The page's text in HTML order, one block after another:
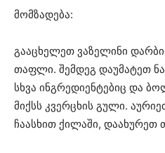
მომზადება:
გააცხელეთ ვაზელინი
თაფლი. შემდეგ დაუმატეთ
სხვა ინგრედიენტებიც და
მიქსს კვერცხის გული.
ჩაასხით ქილაში, დაახურეთ